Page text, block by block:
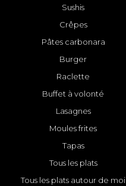
Sushis
Crêpes
Pâtes carbonara
Burger
Raclette
Buffet à volonté
Lasagnes
Moules frites
Tapas
Tous les plats
Tous les plats autour de moi